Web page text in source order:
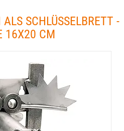
SCHLÜSSELBRETT -
16X20 CM